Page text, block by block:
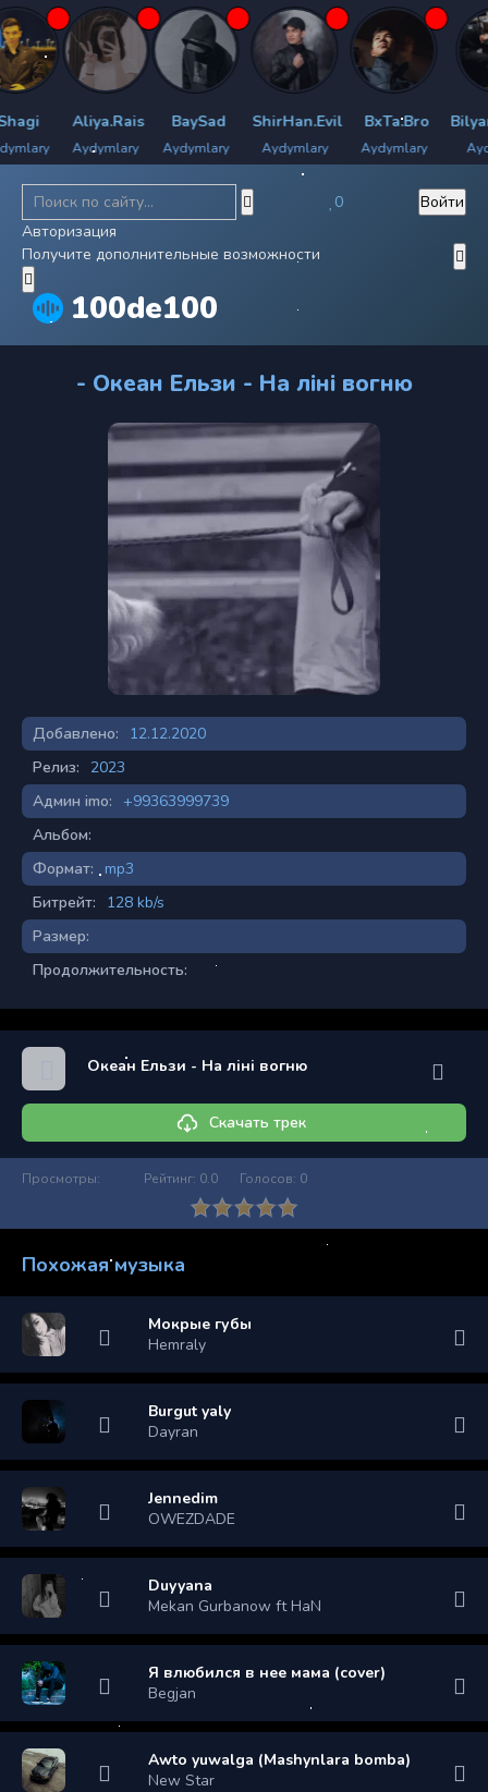
Aliya.Rais
Aydymlary
BaySad
Aydymlary
ShirHan.Evil
Aydymlary
BxTa.Bro
Aydymlary
100de100
0
Войти
Авторизация
Получите дополнительные возможности
- Океан Ельзи - На лiнi вогню
Добавлено:
12.12.2020
Релиз:
2023
Админ imo:
+99363999739
Альбом:
Формат:
mp3
Битрейт:
128 kb/s
Размер:
Продолжительность:
Океан Ельзи - На лiнi вогню
Скачать трек
Просмотры: Рейтинг: 0.0 Голосов: 0
Похожая музыка
Мокрые губы
Hemraly
Burgut yaly
Dayran
Jennedim
OWEZDADE
Duyyana
Mekan Gurbanow ft HaN
Я влюбился в нее мама (cover)
Begjan
Awto yuwalga (Mashynlara bomba)
New Star